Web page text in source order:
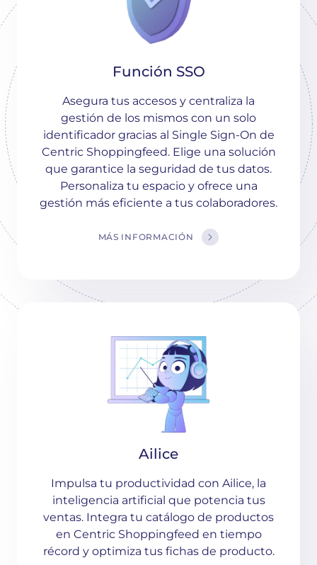
Función SSO
Asegura tus accesos y centraliza la
gestión de los mismos con un solo
identificador gracias al Single Sign-On de
Centric Shoppingfeed. Elige una solución
que garantice la seguridad de tus datos.
Personaliza tu espacio y ofrece una
gestión más eficiente a tus colaboradores.
MÁS INFORMACIÓN
Ailice
Impulsa tu productividad con Ailice, la
inteligencia artificial que potencia tus
ventas. Integra tu catálogo de productos
en Centric Shoppingfeed en tiempo
récord y optimiza tus fichas de producto.